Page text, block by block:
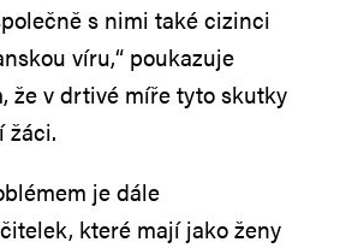
s nimi také cizinci
víru,“ poukazuje
že v drtivé míře tyto skutky
žáci.
je dále
které mají jako ženy